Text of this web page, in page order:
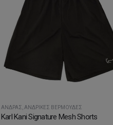
ΆΝΔΡΑΣ ΑΝΔΡΙΚΈΣ ΒΕΡΜΟΎΔΕΣ
Karl Kani Signature Mesh Shorts